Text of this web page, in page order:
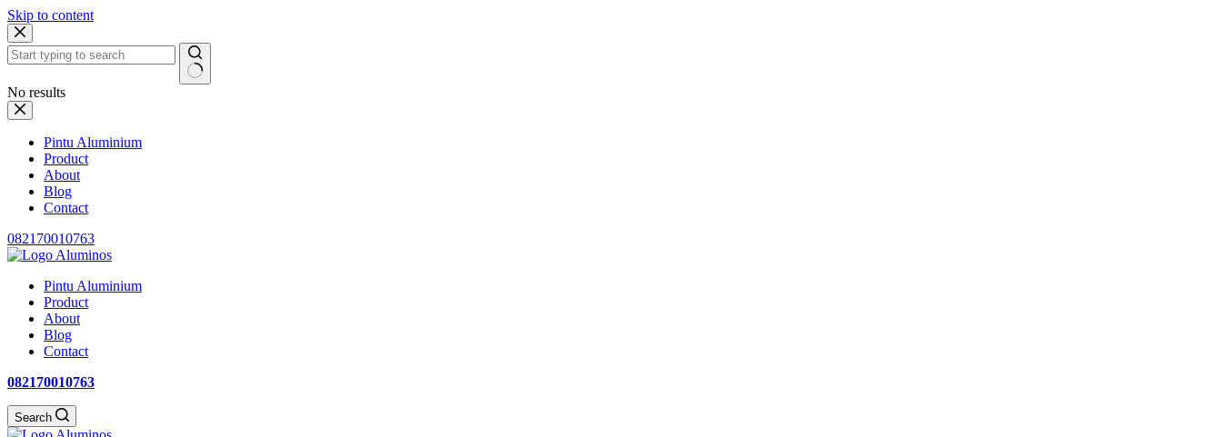
Skip to content
No results
Pintu Aluminium
Product
About
Blog
Contact
082170010763
Pintu Aluminium
Product
About
Blog
Contact
082170010763
Search